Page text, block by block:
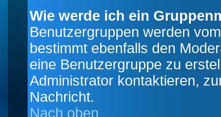
Wie werde ich ein
Benutzergruppen werden
bestimmt ebenfalls den
eine Benutzergruppe zu
Administrator kontaktieren,
Nachricht.
Nach oben